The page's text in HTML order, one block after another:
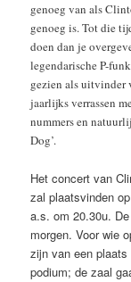
genoeg van als
genoeg is. Tot die
doen dan je
legendarische P-
gezien als
jaarlijks verrassen
nummers en
Dog’.
Het concert van
zal plaatsvinden
a.s. om 20.30u.
morgen. Voor wie
zijn van een
podium; de zaal